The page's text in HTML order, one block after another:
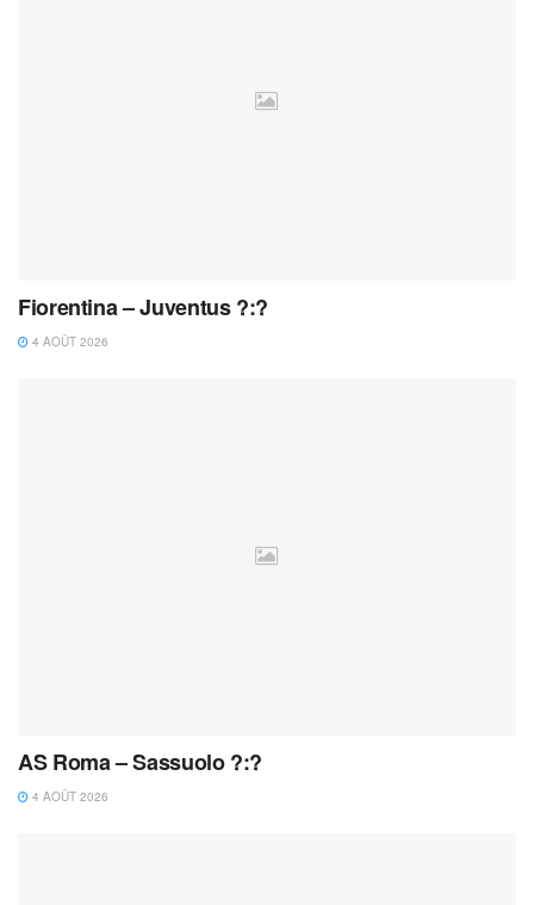
Fiorentina – Juventus ?:?
4 AOÛT 2026
AS Roma – Sassuolo ?:?
4 AOÛT 2026